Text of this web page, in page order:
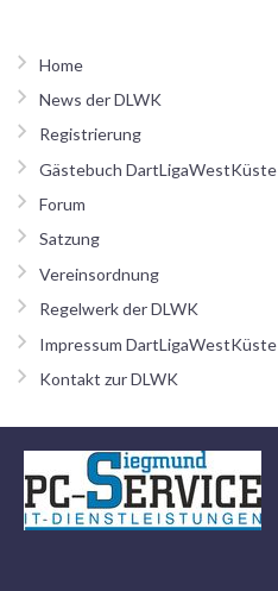
Home
News der DLWK
Registrierung
Gästebuch DartLigaWestKüste
Forum
Satzung
Vereinsordnung
Regelwerk der DLWK
Impressum DartLigaWestKüste
Kontakt zur DLWK